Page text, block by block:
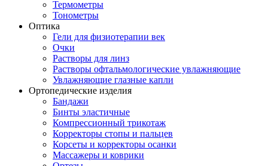
Термометры
Тонометры
Оптика
Гели для физиотерапии век
Очки
Растворы для линз
Растворы офтальмологические увлажняющие
Увлажняющие глазные капли
Ортопедические изделия
Бандажи
Бинты эластичные
Компрессионный трикотаж
Корректоры стопы и пальцев
Корсеты и корректоры осанки
Массажеры и коврики